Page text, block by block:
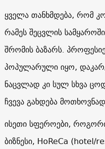
ყველა თანხმდება, რომ
რამეს შეცვლის
შრომის ბაზარს.
პოპულარული იყო,
ნაცვლად კი სულ სხვა
ჩვევა გახდება
ისეთი სფეროები,
ბიზნესი, HoReCa (hotel/